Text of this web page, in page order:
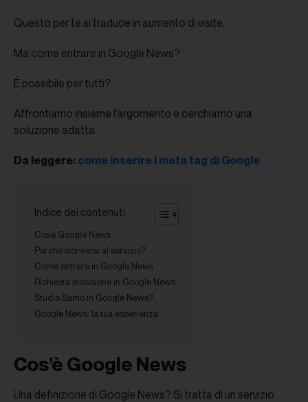
Questo per te si traduce in aumento di visite.
Ma come entrare in Google News?
È possibile per tutti?
Affrontiamo insieme l’argomento e cerchiamo una
soluzione adatta.
Da leggere: come inserire i meta tag di Google
Indice dei contenuti
Cos’è Google News
Perché iscriversi al servizio?
Come entrare in Google News
Richiesta inclusione in Google News
Studio Samo in Google News?
Google News: la tua esperienza
Cos’è Google News
Una definizione di Google News? Si tratta di un servizio